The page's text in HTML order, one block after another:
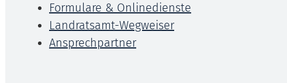
Formulare & Onlinedienste
Landratsamt-Wegweiser
Ansprechpartner